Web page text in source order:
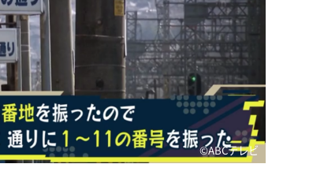
©️ABCテレビ